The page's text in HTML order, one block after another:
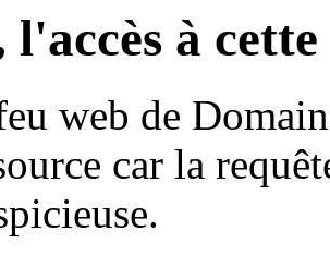
l'accès à
web de
car la